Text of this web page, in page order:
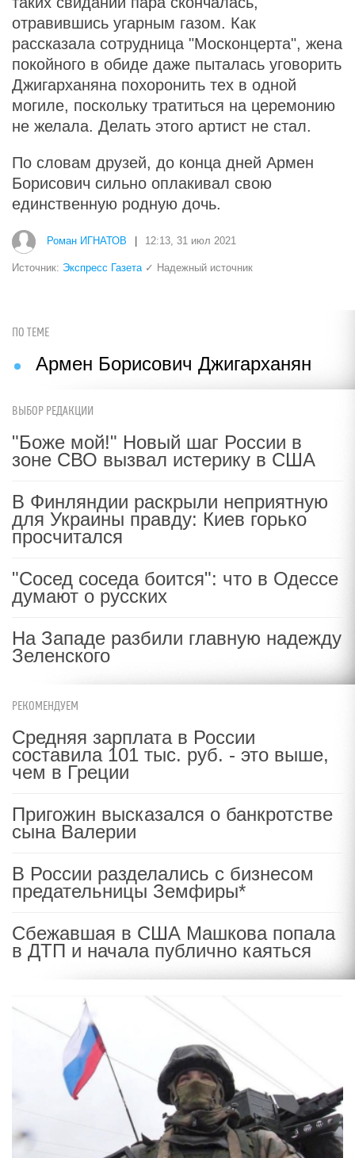
отравившись угарным газом. Как
рассказала сотрудница "Москонцерта", жена
покойного в обиде даже пыталась уговорить
Джигарханяна похоронить тех в одной
могиле, поскольку тратиться на церемонию
не желала. Делать этого артист не стал.
По словам друзей, до конца дней Армен
Борисович сильно оплакивал свою
единственную родную дочь.
Роман ИГНАТОВ 12:13, 31 июл 2021
Источник: Экспресс Газета✓ Надежный источник
ПО ТЕМЕ
Армен Борисович Джигарханян
ВЫБОР РЕДАКЦИИ
"Боже мой!" Новый шаг России в
зоне СВО вызвал истерику в США
В Финляндии раскрыли неприятную
для Украины правду: Киев горько
просчитался
"Сосед соседа боится": что в Одессе
думают о русских
На Западе разбили главную надежду
Зеленского
РЕКОМЕНДУЕМ
Средняя зарплата в России
составила 101 тыс. руб. - это выше,
чем в Греции
Пригожин высказался о банкротстве
сына Валерии
В России разделались с бизнесом
предательницы Земфиры*
Сбежавшая в США Машкова попала
в ДТП и начала публично каяться